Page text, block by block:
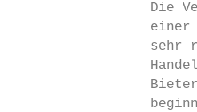
Die
sehr